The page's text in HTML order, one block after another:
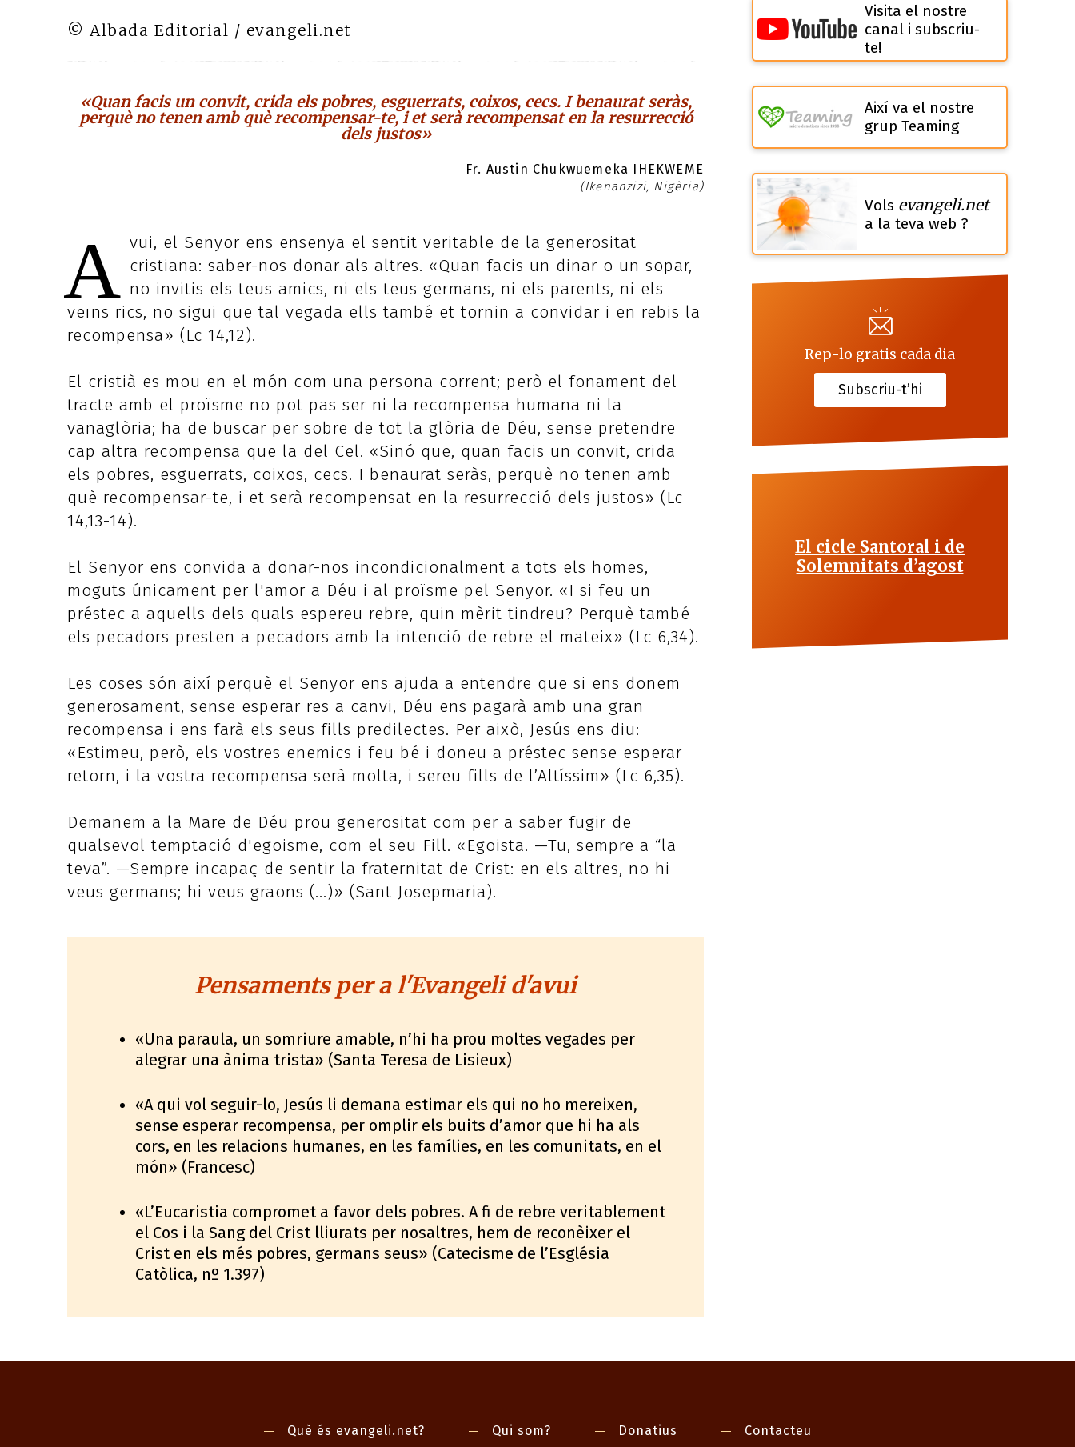
© Albada Editorial / evangeli.net
«Quan facis un convit, crida els pobres, esguerrats, coixos, cecs. I benaurat seràs,
perquè no tenen amb què recompensar-te, i et serà recompensat en la resurrecció
dels justos»
Fr. Austin Chukwuemeka IHEKWEME
(Ikenanzizi, Nigèria)
A vui, el Senyor ens ensenya el sentit veritable de la generositat
cristiana: saber-nos donar als altres. «Quan facis un dinar o un sopar,
no invitis els teus amics, ni els teus germans, ni els parents, ni els
veïns rics, no sigui que tal vegada ells també et tornin a convidar i en rebis la
recompensa» (Lc 14,12).
El cristià es mou en el món com una persona corrent; però el fonament del
tracte amb el proïsme no pot pas ser ni la recompensa humana ni la
vanaglòria; ha de buscar per sobre de tot la glòria de Déu, sense pretendre
cap altra recompensa que la del Cel. «Sinó que, quan facis un convit, crida
els pobres, esguerrats, coixos, cecs. I benaurat seràs, perquè no tenen amb
què recompensar-te, i et serà recompensat en la resurrecció dels justos» (Lc
14,13-14).
El Senyor ens convida a donar-nos incondicionalment a tots els homes,
moguts únicament per l'amor a Déu i al proïsme pel Senyor. «I si feu un
préstec a aquells dels quals espereu rebre, quin mèrit tindreu? Perquè també
els pecadors presten a pecadors amb la intenció de rebre el mateix» (Lc 6,34).
Les coses són així perquè el Senyor ens ajuda a entendre que si ens donem
generosament, sense esperar res a canvi, Déu ens pagarà amb una gran
recompensa i ens farà els seus fills predilectes. Per això, Jesús ens diu:
«Estimeu, però, els vostres enemics i feu bé i doneu a préstec sense esperar
retorn, i la vostra recompensa serà molta, i sereu fills de l’Altíssim» (Lc 6,35).
Demanem a la Mare de Déu prou generositat com per a saber fugir de
qualsevol temptació d'egoisme, com el seu Fill. «Egoista. —Tu, sempre a “la
teva”. —Sempre incapaç de sentir la fraternitat de Crist: en els altres, no hi
veus germans; hi veus graons (...)» (Sant Josepmaria).
Pensaments per a l'Evangeli d'avui
«Una paraula, un somriure amable, n’hi ha prou moltes vegades per
alegrar una ànima trista» (Santa Teresa de Lisieux)
«A qui vol seguir-lo, Jesús li demana estimar els qui no ho mereixen,
sense esperar recompensa, per omplir els buits d’amor que hi ha als
cors, en les relacions humanes, en les famílies, en les comunitats, en el
món» (Francesc)
«L’Eucaristia compromet a favor dels pobres. A fi de rebre veritablement
el Cos i la Sang del Crist lliurats per nosaltres, hem de reconèixer el
Crist en els més pobres, germans seus» (Catecisme de l’Església
Catòlica, nº 1.397)
Visita el nostre
canal i subscriu-
te!
Així va el nostre
grup Teaming
Vols evangeli.net
a la teva web ?
Rep-lo gratis cada dia
Subscriu-t’hi
El cicle Santoral i de
Solemnitats d’agost
Què és evangeli.net? Qui som? Donatius Contacteu